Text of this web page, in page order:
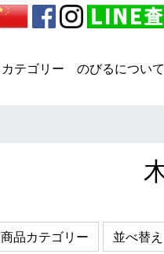
カテゴリー のびるについて
商品カテゴリー 並べ替え